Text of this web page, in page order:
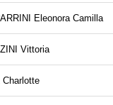
Eleonora Camilla
Vittoria
Charlotte